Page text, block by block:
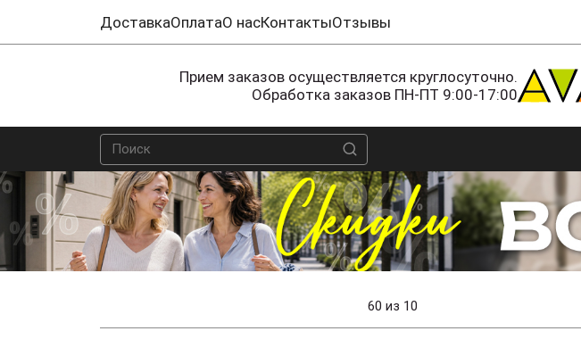
ДоставкаОплатаО насКонтактыОтзывы
Прием заказов осуществляется круглосуточно.
Обработка заказов ПН-ПТ 9:00-17:00
60 из 10